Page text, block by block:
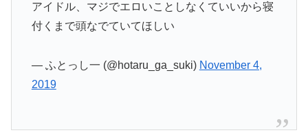
アイドル、マジでエロいことしなくていいから寝
付くまで頭なでていてほしい
— ふとっし一 (@hotaru_ga_suki) November 4,
2019